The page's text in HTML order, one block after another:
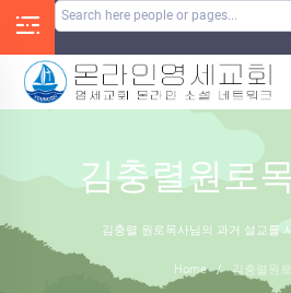
김충렬원로
김충렬 원로목사님의 과거 설교를
Home / 김충렬원